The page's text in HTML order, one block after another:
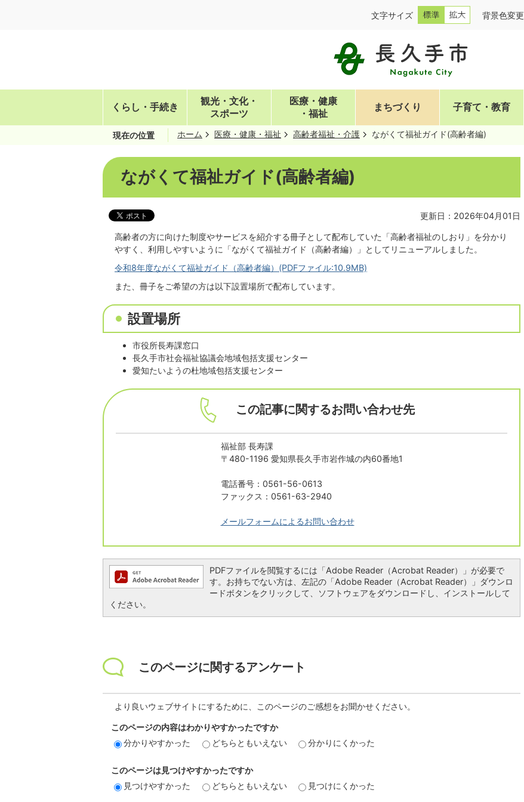
文字サイズ 背景色変更
くらし・手続き
観光・文化・
スポーツ
医療・健康
・福祉
まちづくり 子育て・教育
現在の位置 ホーム 医療・健康・福祉 高齢者福祉・介護 ながくて福祉ガイド(高齢者編)
ながくて福祉ガイド(高齢者編)
更新日：2026年04月01日
高齢者の方に向けた制度やサービスを紹介する冊子として配布していた「高齢者福祉のしおり」を分かり
やすく、利用しやすいように「ながくて福祉ガイド（高齢者編）」としてリニューアルしました。
令和8年度ながくて福祉ガイド（高齢者編）(PDFファイル:10.9MB)
また、冊子をご希望の方は以下設置場所で配布しています。
設置場所
市役所長寿課窓口
長久手市社会福祉協議会地域包括支援センター
愛知たいようの杜地域包括支援センター
この記事に関するお問い合わせ先
福祉部 長寿課
〒480-1196 愛知県長久手市岩作城の内60番地1
電話番号：0561-56-0613
ファックス：0561-63-2940
メールフォームによるお問い合わせ
PDFファイルを閲覧するには「Adobe Reader（Acrobat Reader）」が必要で
す。お持ちでない方は、左記の「Adobe Reader（Acrobat Reader）」ダウンロ
ードボタンをクリックして、ソフトウェアをダウンロードし、インストールして
ください。
このページに関するアンケート
より良いウェブサイトにするために、このページのご感想をお聞かせください。
このページの内容はわかりやすかったですか
分かりやすかった
どちらともいえない 分かりにくかった
このページは見つけやすかったですか
見つけやすかった
どちらともいえない 見つけにくかった